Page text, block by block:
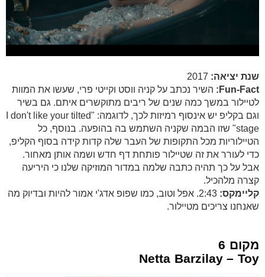
שנת יציאה:
Fun-Fact:
השיר נכתב על קניה ווסט וקייטי פרי, שעשו את המוות
לטיילור במשך כמה שנים של ריבים מתוקשרים איתם. גם בשיר
וגם בקליפ יש אינסוף רמיזות לכך, לדוגמה: "I don't like your tilted
stage" שזו הבמה שקניה השתמש בה בהופעה. בנוסף, כל
הטיילוריות מכל התקופות של העבר שלה קדות קידה בסוף הקליפ,
כדי לעורר את זה שטיילור פותחת דף חדש ושמה אותן מאחור.
אבל על כך תהיה כתבה שלמה במדור המוזיקה שלנו כי היריעה
קצרה מלהכיל.
קליימקס:
2:43. אפל וטוב, כמו שפופ אדג'י אמור להיות ובדיוק מה
שאנחנו צריכים מטיילור.
מקום 6
Netta Barzilay – Toy